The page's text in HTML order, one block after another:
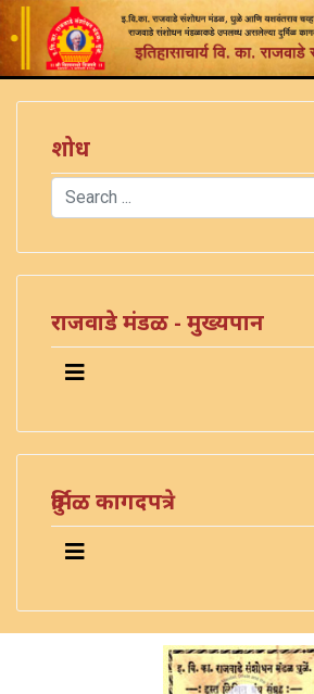
शोध
Search
राजवाडे मंडळ - मुख्यपान
दुर्मिळ कागदपत्रे